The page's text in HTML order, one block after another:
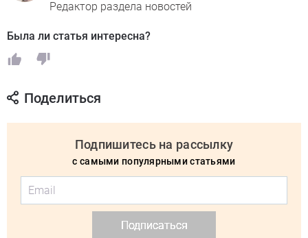
Редактор раздела новостей
Была ли статья интересна?
Поделиться
Подпишитесь на рассылку
с самыми популярными статьями
Подписаться